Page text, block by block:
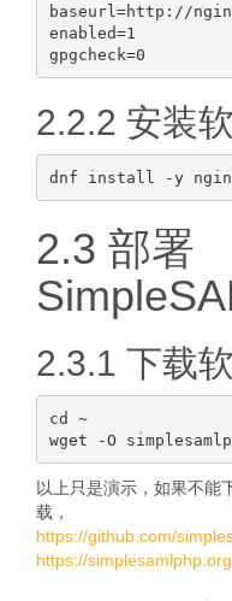
baseurl=http://
enabled=1
2.2.2 安装
2.3 部署
2.3.1 下载
cd ~
以上只是演示，如果不能
载，
https://github.com/
https://